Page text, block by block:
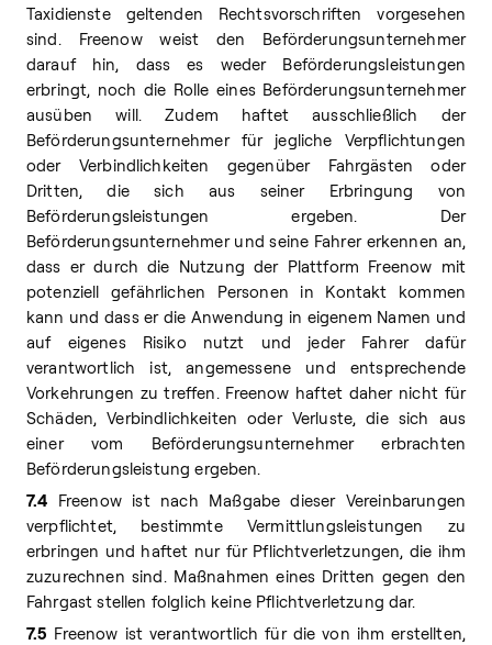
Taxidienste geltenden Rechtsvorschriften vorgesehen
sind. Freenow weist den Beförderungsunternehmer
darauf hin, dass es weder Beförderungsleistungen
erbringt, noch die Rolle eines Beförderungsunternehmer
ausüben will. Zudem haftet ausschließlich der
Beförderungsunternehmer für jegliche Verpflichtungen
oder Verbindlichkeiten gegenüber Fahrgästen oder
Dritten, die sich aus seiner Erbringung von
Beförderungsleistungen ergeben. Der
Beförderungsunternehmer und seine Fahrer erkennen an,
dass er durch die Nutzung der Plattform Freenow mit
potenziell gefährlichen Personen in Kontakt kommen
kann und dass er die Anwendung in eigenem Namen und
auf eigenes Risiko nutzt und jeder Fahrer dafür
verantwortlich ist, angemessene und entsprechende
Vorkehrungen zu treffen. Freenow haftet daher nicht für
Schäden, Verbindlichkeiten oder Verluste, die sich aus
einer vom Beförderungsunternehmer erbrachten
Beförderungsleistung ergeben.
7.4 Freenow ist nach Maßgabe dieser Vereinbarungen
verpflichtet, bestimmte Vermittlungsleistungen zu
erbringen und haftet nur für Pflichtverletzungen, die ihm
zuzurechnen sind. Maßnahmen eines Dritten gegen den
Fahrgast stellen folglich keine Pflichtverletzung dar.
7.5 Freenow ist verantwortlich für die von ihm erstellten,